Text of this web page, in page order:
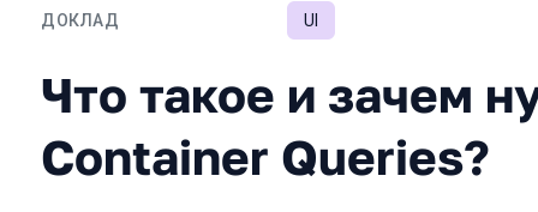
ДОКЛАД
Что такое и зачем нужны
UI
Что такое и зачем
Container Queries?